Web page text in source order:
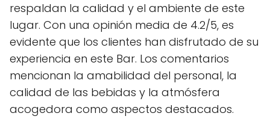
respaldan la calidad y el ambiente de este
lugar. Con una opinión media de 4.2/5, es
evidente que los clientes han disfrutado de su
experiencia en este Bar. Los comentarios
mencionan la amabilidad del personal, la
calidad de las bebidas y la atmósfera
acogedora como aspectos destacados.